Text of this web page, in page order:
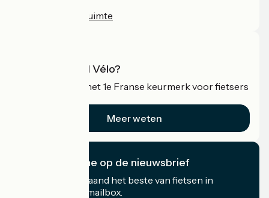
Professionele ruimte
Wat is Accueil Vélo?
Accueil Vélo is het 1e Franse keurmerk voor fietsers
Meer weten
Ik abonneer me op de nieuwsbrief
Ontvang elke maand het beste van fietsen in
Frankrijk in uw mailbox.